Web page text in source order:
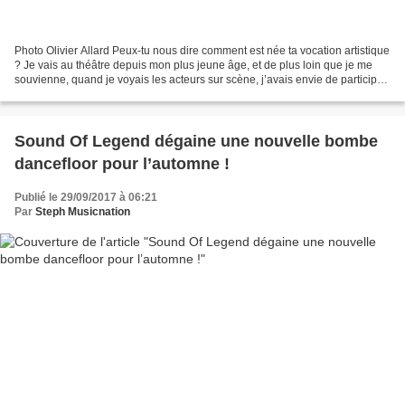
Photo Olivier Allard Peux-tu nous dire comment est née ta vocation artistique
? Je vais au théâtre depuis mon plus jeune âge, et de plus loin que je me
souvienne, quand je voyais les acteurs sur scène, j’avais envie de participer.
Sound Of Legend dégaine une nouvelle bombe
dancefloor pour l’automne !
Publié le 29/09/2017 à 06:21
Par Steph Musicnation